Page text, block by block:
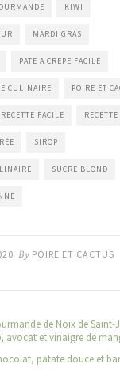
KIWI
MARDI GRAS
PATE A CREPE FACILE
CULINAIRE POIRE ET
RECETTE FACILE
SIROP
SUCRE BLOND
By POIRE ET CACTUS
de Noix de Saint-
avocat et vinaigre de
patate douce et